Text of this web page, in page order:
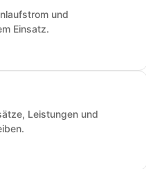
und
Einsatz.
Leistungen und